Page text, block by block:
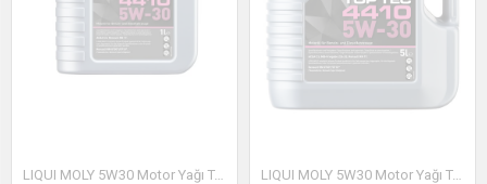
LIQUI MOLY 5W30 Motor Yağı Top Tec 4410 1 Litre (21402)
LIQUI MOLY 5W30 Motor Yağı Top Tec 4410 5 Litre (21404)